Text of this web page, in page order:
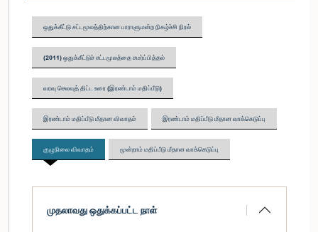
ஒதுக்கீட்டு சட்டமூலத்திற்கான பாராளுமன்ற நிகழ்ச்சி நிரல்
(2011) ஒதுக்கீட்டுச் சட்டமூலத்தை சமர்ப்பித்தல்
வரவு செலவுத் திட்ட உரை (இரண்டாம் மதிப்பீடு)
இரண்டாம் மதிப்பீடு மீதான விவாதம் இரண்டாம் மதிப்பீடு மீதான வாக்கெடுப்பு
குழுநிலை விவாதம் மூன்றாம் மதிப்பீடு மீதான வாக்கெடுப்பு
முதலாவது ஒதுக்கப்பட்ட நாள்